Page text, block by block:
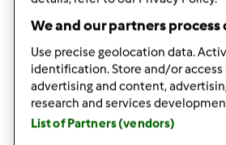
Góra strony
We and our partners
Use precise geolocation data.
identification. Store and/or
advertising and content,
research and services
List of Partners (vendors)